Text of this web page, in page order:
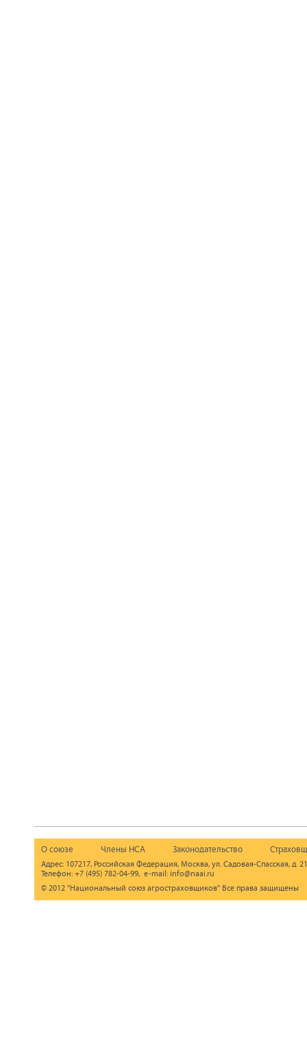
О союзе Члены НСА Законодательство
Адрес: 107217, Российская Федерация, Москва, ул. Садовая-Спасская, д.
Телефон: +7 (495) 782-04-99, e-mail: info@naai.ru
© 2012 "Национальный союз агростраховщиков" Все права защищены